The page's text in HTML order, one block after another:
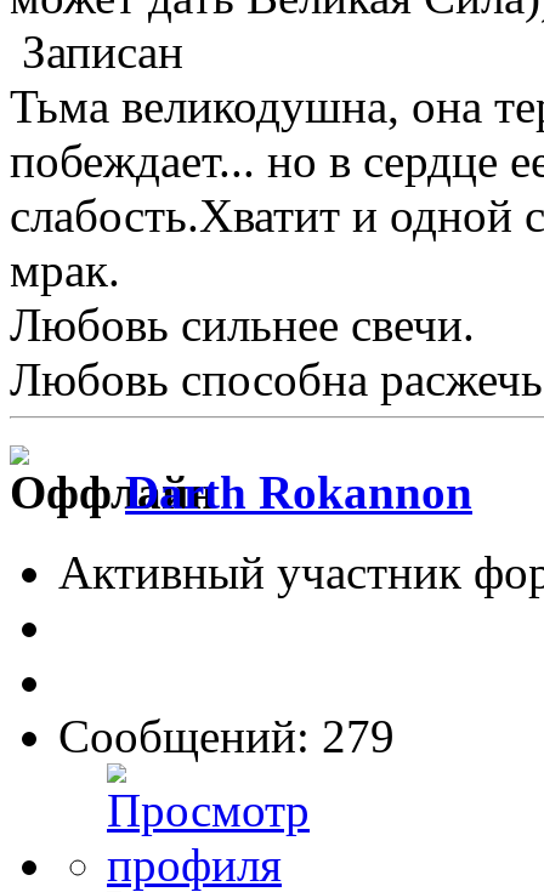
Записан
Тьма великодушна, она
побеждает... но в сердце
слабость.Хватит и одной
мрак.
Любовь сильнее свечи.
Любовь способна
Darth Rokannon
Активный участник
Сообщений: 279